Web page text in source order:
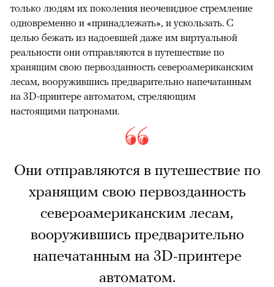
только людям их поколения неочевидное стремление
одновременно и «принадлежать», и ускользать. С
целью бежать из надоевшей даже им виртуальной
реальности они отправляются в путешествие по
хранящим свою первозданность североамериканским
лесам, вооружившись предварительно напечатанным
на 3D-принтере автоматом, стреляющим
настоящими патронами.
Они отправляются в путешествие по
хранящим свою первозданность
североамериканским лесам,
вооружившись предварительно
напечатанным на 3D-принтере
автоматом.